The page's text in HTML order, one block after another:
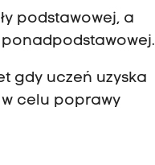
podstawowej, a
ponadpodstawowej.
gdy uczeń uzyska
celu poprawy